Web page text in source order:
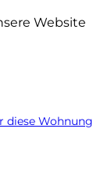
Website
diese Wohnung